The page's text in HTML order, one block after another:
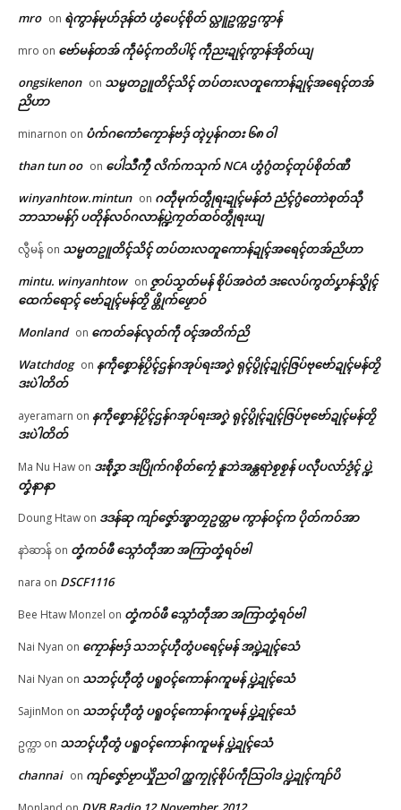
ညးဒါန်လိက်
ဗွဳဒဳယဵု
© ဌာန်ပရိုၚ်ဗၠးၜးမန်
In "လိက်ပရေၚ်"
နွံ
June 8, 2026
In "ပရိုၚ်"
ဂၠံၚ်တရဴဂကူမန်ဂှ် စိုပ်မံၚ်ဂၠံၚ်လဵုရ
ရော …
March 23, 2026
In "ပရိုၚ်"
mro on ရဲကွာန်မုဟ်ဒုန်တံ ဟွံပေၚ်စိုတ် လ္တူဥက္ကဌကွာန်
mro on ဗော်မန်တအ် ကဵုမံၚ်ကတိပါၚ် ကဵုညးဍုၚ်ကွာန်အိုတ်ယျ
ongsikenon on သမ္မတဥူတိၚ်သိၚ် တပ်တးလတူကောန်ဍုၚ်အရေၚ်တအ်
ညိဟာ
minarnon on ပံက်ဂကောံကၠောန်ဗဒှ် တ္ၚဲပၠန်ဂတး ၆၈ ဝါ
than tun oo on ပေါဲသဳကၠဳ လိက်ကသုက် NCA ဟွံဂွံတၚ်တုပ်စိုတ်ဏီ
winyanhtow.mintun on ဂတဵုမုက်တွဵုရးဍုၚ်မန်တံ ညံၚ်ဂွံတောဲစုတ်သီု
ဘာသာမန်ဂှ် ပတိုန်လဝ်ဂလာန်ပ္ဍဲကၠတ်ထဝ်တွဵုရးယျ
လွီမန် on သမ္မတဥူတိၚ်သိၚ် တပ်တးလတူကောန်ဍုၚ်အရေၚ်တအ်ညိဟာ
mintu. winyanhtow on ဇၟာပ်သၟတ်မန် စိုပ်အဝဲတံ ဒးလေပ်ကွတ်ပၞာန်သ္ဇိုၚ်
ထေက်ရောၚ် ဗော်ဍုၚ်မန်တၟိ ဖ္တိုက်ဖၟောဝ်
Monland on ကေတ်ခန်လ္ၚတ်ကဵု ၀ၚ်အတိက်ညိ
Watchdog on နကဵုစၞောန်ပၟိၚ်ဌန်ဂအုပ်ရးအဂၞဲ ရုၚ်ပွိုၚ်ဍုၚ်ဇြပ်ဗုဗော်ဍုၚ်မန်တၟိ
ဒးပဲါတိတ်
ayeramarn on နကဵုစၞောန်ပၟိၚ်ဌန်ဂအုပ်ရးအဂၞဲ ရုၚ်ပွိုၚ်ဍုၚ်ဇြပ်ဗုဗော်ဍုၚ်မန်တၟိ
ဒးပဲါတိတ်
Ma Nu Haw on ဒးစဵုဒၞာ ဒးပြိုက်ဂစိုတ်ကၠေံ နူဘဲအန္တရာဲစၟစၟန် ပလီုပလာ်ဒၟံၚ် ပ္ဍဲ
တၞံနာနာ
Doung Htaw on ဒဒန်ဆု ကျာ်ဇၞော်အ္စာတၠဥတ္တမ ကွာန်ဝၚ်က ပိုတ်ကဝ်အာ
နာဲဆာန် on တၞံကဝ်ဖီ သ္ဂောံတဵုအာ အကြာတၞံရဝ်ဗါ
nara on DSCF1116
Bee Htaw Monzel on တၞံကဝ်ဖီ သ္ဂောံတဵုအာ အကြာတၞံရဝ်ဗါ
Nai Nyan on ကၠောန်ဗဒှ် သဘၚ်ဟီုတွံပရေၚ်မန် အပ္ဍဲဍုၚ်သေံ
Nai Nyan on သဘၚ်ဟီုတွံ ပရူဝၚ်ကောန်ဂကူမန် ပ္ဍဲဍုၚ်သေံ
SajinMon on သဘၚ်ဟီုတွံ ပရူဝၚ်ကောန်ဂကူမန် ပ္ဍဲဍုၚ်သေံ
ဥက္ကာ on သဘၚ်ဟီုတွံ ပရူဝၚ်ကောန်ဂကူမန် ပ္ဍဲဍုၚ်သေံ
channai on ကျာ်ဇၞော်ဗၟာယှိုဲညဝါ က္ညကၠုၚ်စိုပ်ကဵုသြဝါဒ ပ္ဍဲဍုၚ်ကျာ်ပိ